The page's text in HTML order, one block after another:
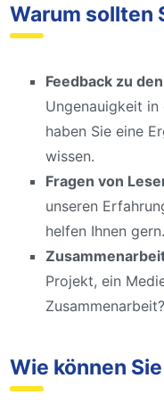
Warum sollten
Feedback zu
Ungenauigkeit
haben Sie eine
wissen.
Fragen von
unseren
helfen Ihnen gern.
Projekt, ein
Zusammenarbeit?
Wie können